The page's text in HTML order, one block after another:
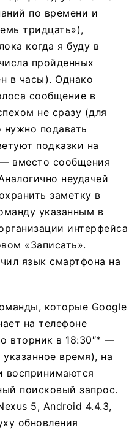
по времени и
тридцать»),
когда я буду в
пройденных
в часы). Однако
сообщение в
не сразу (для
нужно подавать
подказки на
вместо сообщения
неудачей
заметку в
указанным в
интерфейса
«Записать».
язык смартфона на
которые Google
на телефоне
вторник в 18:30″* —
время), на
воспринимаются
поисковый запрос.
5, Android 4.4.3,
обновления